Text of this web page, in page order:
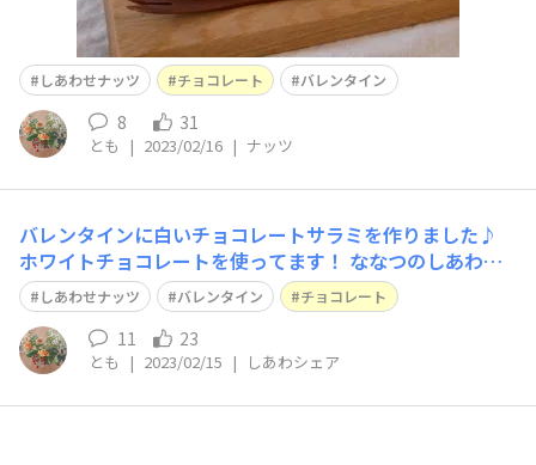
しあわせナッツ チョコレート バレンタイン
8 31
とも | 2023/02/16 | ナッツ
バレンタインに白いチョコレートサラミを作りました♪
ホワイトチョコレートを使ってます！ ななつのしあわせ
ナッツ、ドライフルーツ、ビスケットなど好きなものを詰
め込みました ザクザク香ばしく食感の楽しいおやつが出
来ました☺️ ななつのしあわせナッツは 粒がきれいで味も
濃く、品質のよさを感じてます♪ 特
しあわせナッツ バレンタイン チョコレート
11 23
とも | 2023/02/15 | しあわシェア